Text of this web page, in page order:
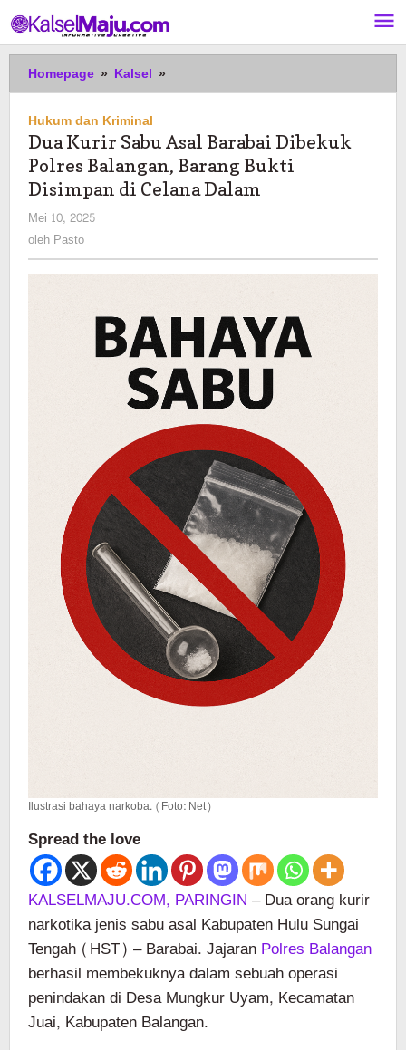
ke
konten
Homepage » Kalsel »
Kurir
Asal
Barabai
Dibekuk
Polres
Disimpan
Dalam
Hukum dan Kriminal
Dua Kurir Sabu Asal Barabai Dibekuk
Polres Balangan, Barang Bukti
Disimpan di Celana Dalam
Mei 10, 2025
oleh Pasto
Ilustrasi bahaya narkoba. (Foto: Net)
Spread the love
KALSELMAJU.COM, PARINGIN– Dua orang kurir
narkotika jenis sabu asal Kabupaten Hulu Sungai
Tengah (HST) – Barabai. JajaranPolres Balangan
berhasil membekuknya dalam sebuah operasi
penindakan di Desa Mungkur Uyam, Kecamatan
Juai, Kabupaten Balangan.